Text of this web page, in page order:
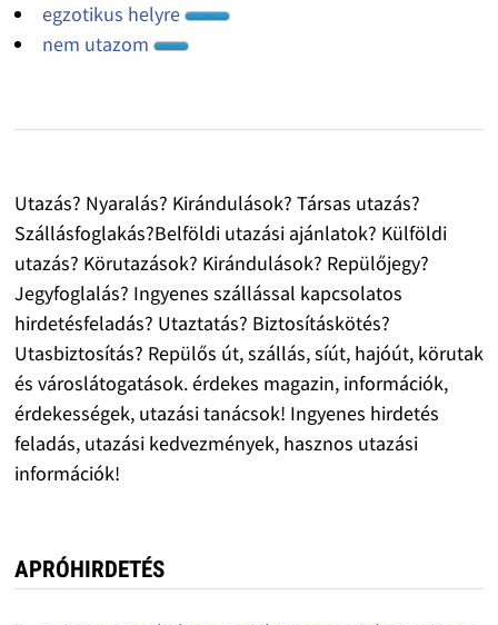
egzotikus helyre
nem utazom
Utazás? Nyaralás? Kirándulások? Társas utazás?
Szállásfoglakás?Belföldi utazási ajánlatok? Külföldi
utazás? Körutazások? Kirándulások? Repülőjegy?
Jegyfoglalás? Ingyenes szállással kapcsolatos
hirdetésfeladás? Utaztatás? Biztosításkötés?
Utasbiztosítás? Repülős út, szállás, síút, hajóút, körutak
és városlátogatások. érdekes magazin, információk,
érdekességek, utazási tanácsok! Ingyenes hirdetés
feladás, utazási kedvezmények, hasznos utazási
információk!
APRÓHIRDETÉS